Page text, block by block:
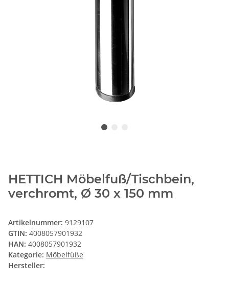
HETTICH Möbelfuß/Tischbein,
verchromt, Ø 30 x 150 mm
Artikelnummer: 9129107
GTIN: 4008057901932
HAN: 4008057901932
Kategorie: Möbelfüße
Hersteller: